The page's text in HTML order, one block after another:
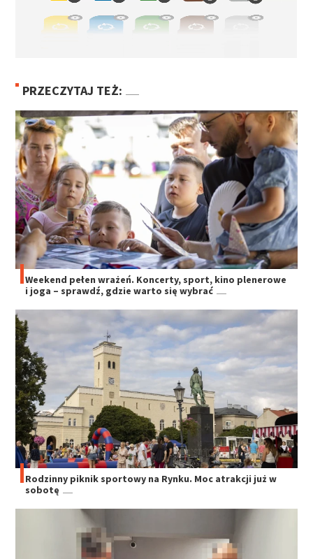
PRZECZYTAJ TEŻ:
Weekend pełen wrażeń. Koncerty, sport, kino plenerowe
i joga – sprawdź, gdzie warto się wybrać
Rodzinny piknik sportowy na Rynku. Moc atrakcji już w
sobotę